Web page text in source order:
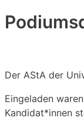
Der AStA der
Eingeladen
Kandidat*innen